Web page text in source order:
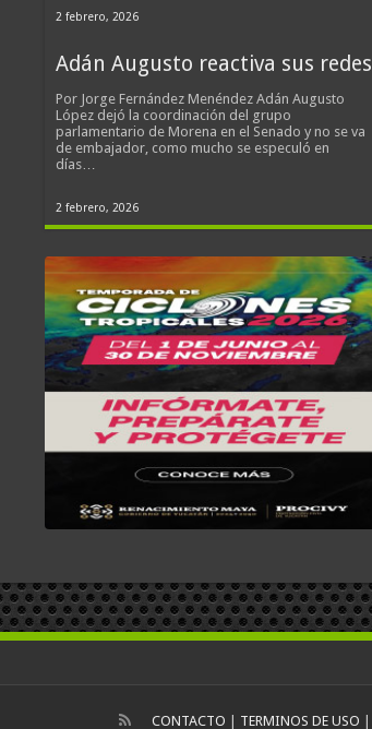
2 febrero, 2026
Adán Augusto reactiva sus redes
Por Jorge Fernández Menéndez Adán Augusto
López dejó la coordinación del grupo
parlamentario de Morena en el Senado y no se va
de embajador, como mucho se especuló en
días…
2 febrero, 2026
CONTACTO TERMINOS DE USO